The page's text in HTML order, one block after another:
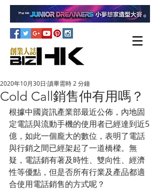
Cold Call銷售仲有用嗎？
2020年10月30日 讀畢需時 2 分鐘
根據中國資訊產業部最近公佈，內地固
定電話與流動手機的使用者已經達到近5
億，如此一個龐大的數位，表明了電話
與行銷之間已經架起了一道橋樑。無
疑，電話銷有著及時性、雙向性、經濟
性等優點，但是否所有行業及產品都適
合使用電話銷售的方式呢？